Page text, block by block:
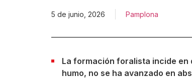
5 de junio, 2026 Pamplona
La formación foralista incide en
humo, no se ha avanzado en